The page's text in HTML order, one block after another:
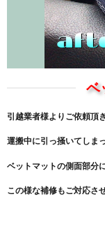
ベ
引越業者様よりご依頼頂
運搬中に引っ掻いてしま
ベットマットの側面部分
この様な補修もご対応さ